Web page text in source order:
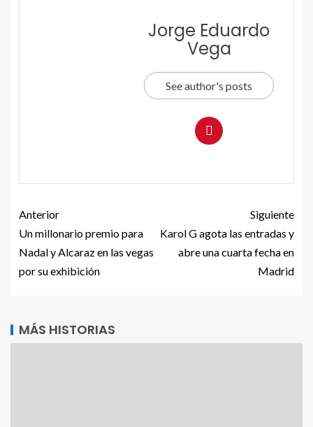
Jorge Eduardo
Vega
See author's posts
Anterior
Un millonario premio para
Nadal y Alcaraz en las vegas
por su exhibición
Siguiente
Karol G agota las entradas y
abre una cuarta fecha en
Madrid
MÁS HISTORIAS